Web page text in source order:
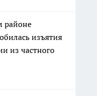
районе
изъятия
из частного